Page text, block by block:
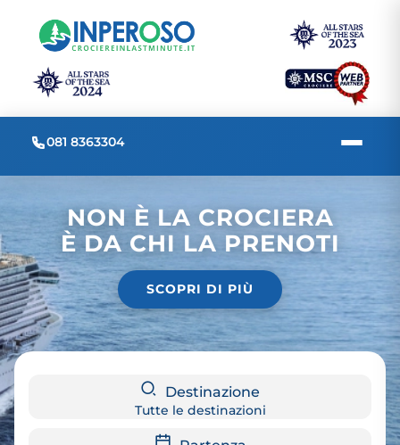
081 8363304
NON È LA CROCIERA
È DA CHI LA PRENOTI
SCOPRI DI PIÙ
Destinazione
Tutte le destinazioni